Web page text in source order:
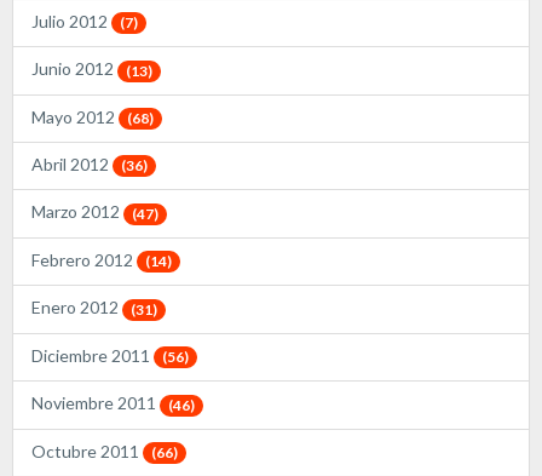
Julio 2012 (7)
Junio 2012 (13)
Mayo 2012 (68)
Abril 2012 (36)
Marzo 2012 (47)
Febrero 2012 (14)
Enero 2012 (31)
Diciembre 2011 (56)
Noviembre 2011 (46)
Octubre 2011 (66)